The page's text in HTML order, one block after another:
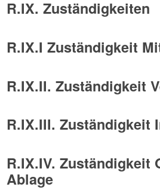
R.IX. Zuständigkeiten
R.IX.I Zuständigkeit
R.IX.II. Zuständigkeit
R.IX.III. Zuständigkeit
R.IX.IV. Zuständigkeit
Ablage